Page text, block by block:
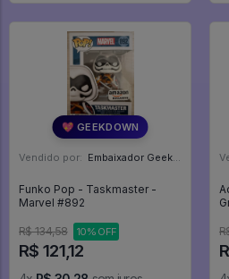
💖 GEEKDOWN
Vendido por: Embaixador Geek - SP
Funko Pop - Taskmaster -
Marvel #892
R$ 134,58 10% OFF
R$ 121,12